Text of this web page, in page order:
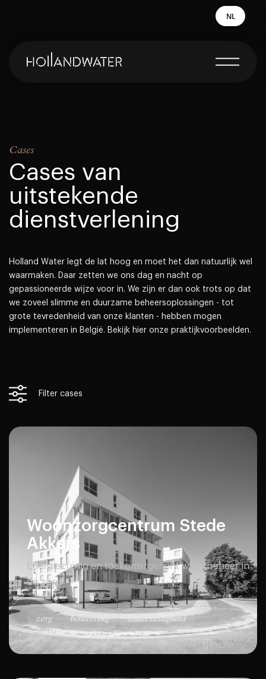
NL
Cases
Cases van
uitstekende
dienstverlening
Holland Water legt de lat hoog en moet het dan natuurlijk wel
waarmaken. Daar zetten we ons dag en nacht op
gepassioneerde wijze voor in. We zijn er dan ook trots op dat
we zoveel slimme en duurzame beheersoplossingen - tot
grote tevredenheid van onze klanten - hebben mogen
implementeren in België. Bekijk hier onze praktijkvoorbeelden.
Filter cases
Woonzorgcentrum Stede
Akkers
Energiezuinig en toekomstgericht waterbeheer in
de zorg
zorg beheersing waterveiligheid